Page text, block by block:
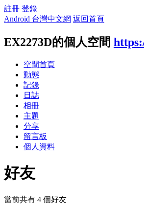
註冊 登錄
Android 台灣中文網 返回首頁
EX2273D的個人空間
空間首頁
動態
記錄
日誌
相冊
主題
分享
留言板
個人資料
好友
當前共有 4 個好友